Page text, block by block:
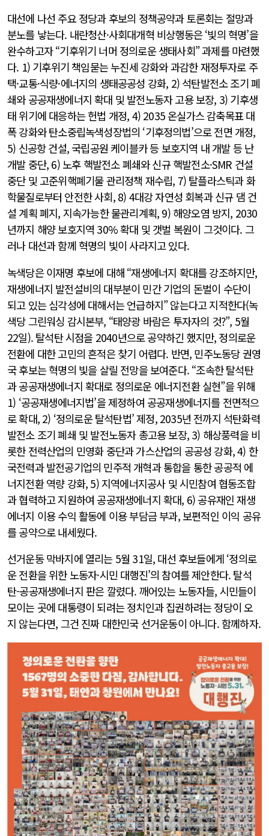
대선에 나선 주요 정당과 후보의 정책공약과 토론회는 절망과
분노를 낳는다. 내란청산·사회대개혁 비상행동은 ‘빛의 혁명’을
완수하고자 “기후위기 너머 정의로운 생태사회” 과제를 마련했
다. 1) 기후위기 책임묻는 누진세 강화와 과감한 재정투자로 주
택·교통·식량·에너지의 생태공공성 강화, 2) 석탄발전소 조기 폐
쇄와 공공재생에너지 확대 및 발전노동자 고용 보장, 3) 기후생
태 위기에 대응하는 헌법 개정, 4) 2035 온실가스 감축목표 대
폭 강화와 탄소중립녹색성장법의 ‘기후정의법’으로 전면 개정,
5) 신공항 건설, 국립공원 케이블카 등 보호지역 내 개발 등 난
개발 중단, 6) 노후 핵발전소 폐쇄와 신규 핵발전소·SMR 건설
중단 및 고준위핵폐기물 관리정책 재수립, 7) 탈플라스틱과 화
학물질로부터 안전한 사회, 8) 4대강 자연성 회복과 신규 댐 건
설 계획 폐지, 지속가능한 물관리계획, 9) 해양오염 방지, 2030
년까지 해양 보호지역 30% 확대 및 갯벌 복원이 그것이다. 그
러나 대선과 함께 혁명의 빛이 사라지고 있다.
녹색당은 이재명 후보에 대해 “재생에너지 확대를 강조하지만,
재생에너지 발전설비의 대부분이 민간 기업의 돈벌이 수단이
되고 있는 심각성에 대해서는 언급하지” 않는다고 지적한다(녹
색당 그린워싱 감시본부, “태양광 바람은 투자자의 것?”, 5월
22일). 탈석탄 시점을 2040년으로 공약하긴 했지만, 정의로운
전환에 대한 고민의 흔적은 찾기 어렵다. 반면, 민주노동당 권영
국 후보는 혁명의 빛을 살릴 전망을 보여준다. “조속한 탈석탄
과 공공재생에너지 확대로 정의로운 에너지전환 실현”을 위해
1) ‘공공재생에너지법’을 제정하여 공공재생에너지를 전면적으
로 확대, 2) ‘정의로운 탈석탄법’ 제정, 2035년 전까지 석탄화력
발전소 조기 폐쇄 및 발전노동자 총고용 보장, 3) 해상풍력을 비
롯한 전력산업의 민영화 중단과 가스산업의 공공성 강화, 4) 한
국전력과 발전공기업의 민주적 개혁과 통합을 통한 공공적 에
너지전환 역량 강화, 5) 지역에너지공사 및 시민참여 협동조합
과 협력하고 지원하여 공공재생에너지 확대, 6) 공유재인 재생
에너지 이용 수익 활동에 이용 부담금 부과, 보편적인 이익 공유
를 공약으로 내세웠다.
선거운동 막바지에 열리는 5월 31일, 대선 후보들에게 ‘정의로
운 전환을 위한 노동자·시민 대행진’의 참여를 제안한다. 탈석
탄-공공재생에너지 판은 깔렸다. 깨어있는 노동자들, 시민들이
모이는 곳에 대통령이 되려는 정치인과 집권하려는 정당이 오
지 않는다면, 그건 진짜 대한민국 선거운동이 아니다. 함께하자.